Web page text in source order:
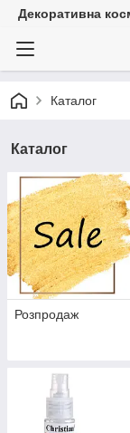
Декоративна
Каталог
Каталог
Розпродаж